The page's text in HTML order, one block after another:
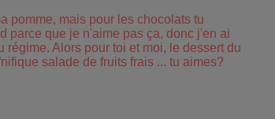
pomme, mais pour les chocolats tu
parce que je n'aime pas ça, donc j'en ai
régime. Alors pour toi et moi, le dessert du
salade de fruits frais ... tu aimes?